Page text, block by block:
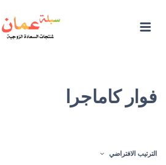
فوار كاماجرا
الترتيب الافتراضي